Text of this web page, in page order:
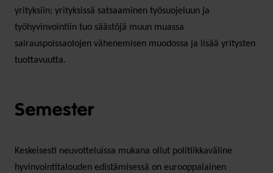
yrityksiin; yrityksissä satsaaminen työsuojeluun ja
työhyvinvointiin tuo säästöjä muun muassa
sairauspoissaolojen vähenemisen muodossa ja lisää yritysten
tuottavuutta.
Semester
Keskeisesti neuvotteluissa mukana ollut politiikkaväline
hyvinvointitalouden edistämisessä on eurooppalainen